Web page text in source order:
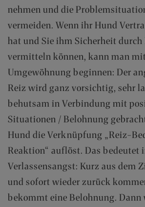
nehmen und die
vermeiden. Wenn ihr Hund
hat und Sie ihm Sicherheit durch
vermitteln können, kann man
Umgewöhnung beginnen: Der
Reiz wird ganz vorsichtig, sehr
behutsam in Verbindung mit
Situationen / Belohnung
Hund die Verknüpfung „Reiz-
Reaktion“ auflöst. Das bedeutet
Verlassensangst: Kurz aus dem
und sofort wieder zurück
bekommt eine Belohnung. Dann